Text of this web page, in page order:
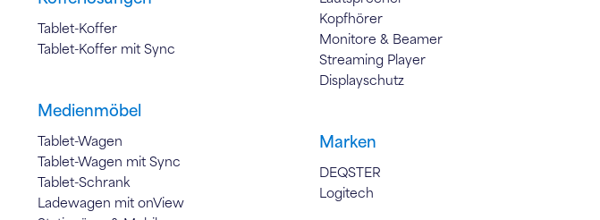
Tablet-Koffer
Tablet-Koffer mit Sync
Medienmöbel
Tablet-Wagen
Tablet-Wagen mit Sync
Tablet-Schrank
Ladewagen mit onView
Kopfhörer
Monitore & Beamer
Streaming Player
Displayschutz
Marken
DEQSTER
Logitech